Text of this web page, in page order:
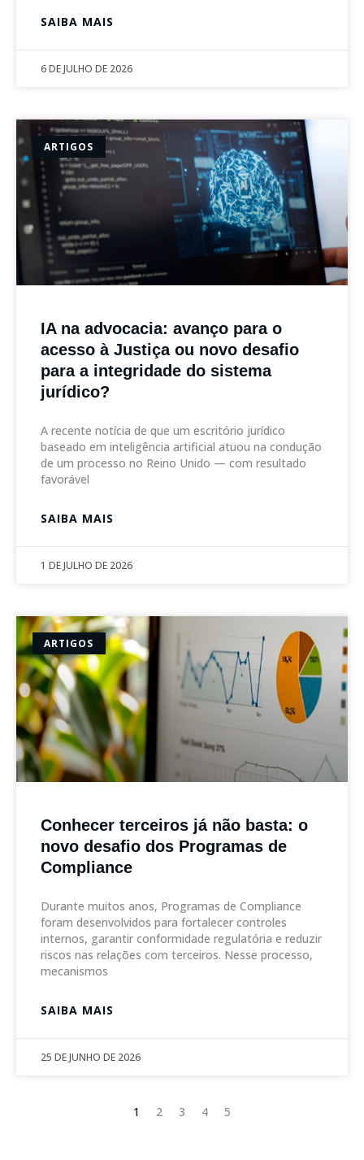
SAIBA MAIS
6 DE JULHO DE 2026
ARTIGOS
IA na advocacia: avanço para o
acesso à Justiça ou novo desafio
para a integridade do sistema
jurídico?
A recente notícia de que um escritório jurídico
baseado em inteligência artificial atuou na condução
de um processo no Reino Unido — com resultado
favorável
SAIBA MAIS
1 DE JULHO DE 2026
ARTIGOS
Conhecer terceiros já não basta: o
novo desafio dos Programas de
Compliance
Durante muitos anos, Programas de Compliance
foram desenvolvidos para fortalecer controles
internos, garantir conformidade regulatória e reduzir
riscos nas relações com terceiros. Nesse processo,
mecanismos
SAIBA MAIS
25 DE JUNHO DE 2026
1 2 3 4 5